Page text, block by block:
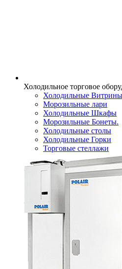
Холодильное торговое
Холодильные Витрины
Морозильные лари
Холодильные Шкафы
Морозильные Бонеты.
Холодильные столы
Холодильные Горки
Торговые стеллажи